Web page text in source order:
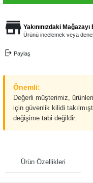
Yakınınızdaki
Ürünü incelemek veya
Paylaş
Önemli:
Değerli müşterimiz,
için güvenlik kilidi
değişime tabi değildir.
Ürün Özellikleri